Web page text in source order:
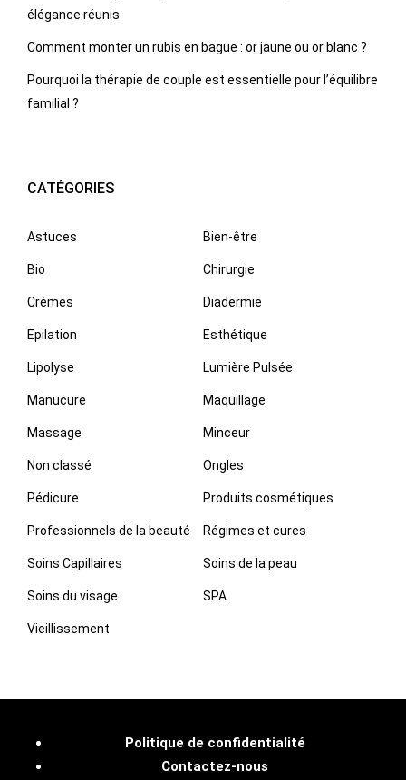
élégance réunis
Comment monter un rubis en bague : or jaune ou or blanc ?
Pourquoi la thérapie de couple est essentielle pour l’équilibre
familial ?
CATÉGORIES
Astuces Bien-être
Bio Chirurgie
Crèmes Diadermie
Epilation Esthétique
Lipolyse Lumière Pulsée
Manucure Maquillage
Massage Minceur
Non classé Ongles
Pédicure Produits cosmétiques
Professionnels de la beauté Régimes et cures
Soins Capillaires Soins de la peau
Soins du visage SPA
Vieillissement
Politique de confidentialité
Contactez-nous